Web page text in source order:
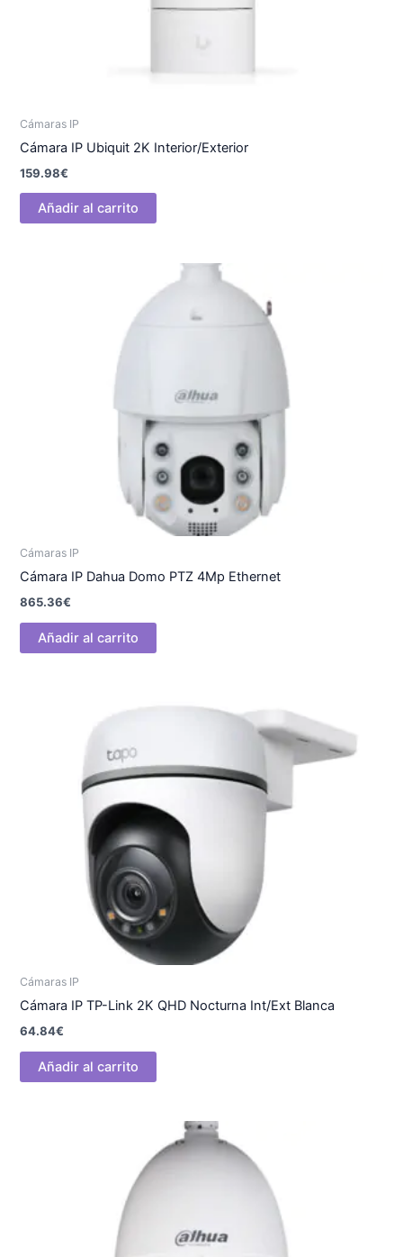
Cámaras IP
Cámara IP Ubiquit 2K Interior/Exterior
159.98€
Añadir al carrito
Cámaras IP
Cámara IP Dahua Domo PTZ 4Mp Ethernet
865.36€
Añadir al carrito
Cámaras IP
Cámara IP TP-Link 2K QHD Nocturna Int/Ext Blanca
64.84€
Añadir al carrito